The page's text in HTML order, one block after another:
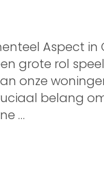
Aspect in
grote rol
onze
belang
…